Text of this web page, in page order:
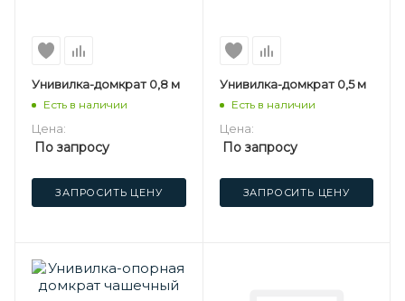
Унивилка-домкрат 0,8 м
Есть в наличии
Цена:
По запросу
ЗАПРОСИТЬ ЦЕНУ
Унивилка-домкрат 0,5 м
Есть в наличии
Цена:
По запросу
ЗАПРОСИТЬ ЦЕНУ